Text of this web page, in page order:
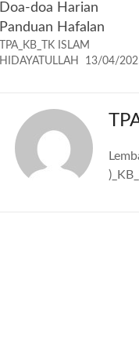
Doa-doa Harian
Panduan Hafalan
TPA_KB_TK ISLAM
HIDAYATULLAH
13/04/